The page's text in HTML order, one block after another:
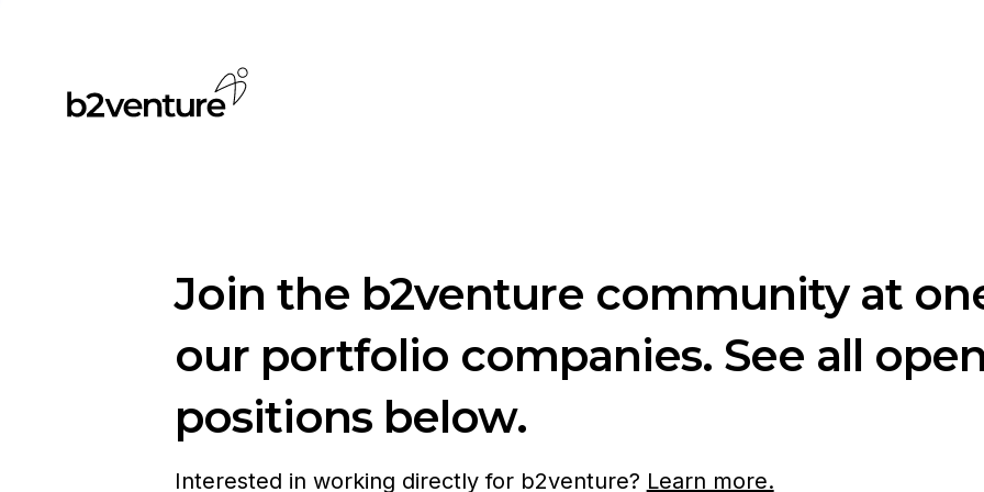
Join the b2venture community at
our portfolio companies. See all
positions below.
Interested in working directly for b2venture? Learn more.